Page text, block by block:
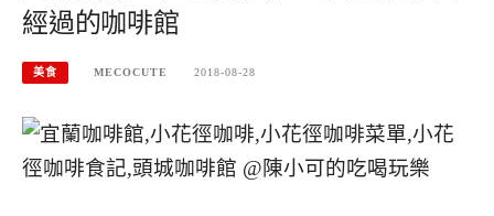
經過的咖啡館
美食 MECOCUTE 2018-08-28